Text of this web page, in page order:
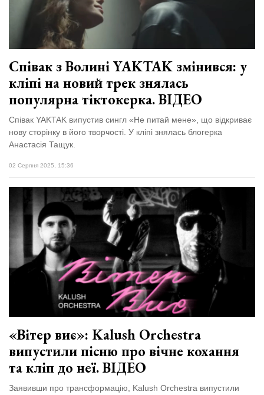
XIX
Спартакіада
VolWe...
29 Липня 2026
564 переглядів
Персона
Лайф
Афіша
ZONE 18+
Контакти
Політика конфіденційності
Співак з Волині YAKTAK змінився: у
кліпі на новий трек знялась
популярна тіктокерка. ВІДЕО
Співак YAKTAK випустив сингл «Не питай мене», що відкриває
нову сторінку в його творчості. У кліпі знялась блогерка
Анастасія Тащук.
02 Серпня 2025, 15:36
«Вітер виє»: Kalush Orchestra
випустили пісню про вічне кохання
та кліп до неї. ВІДЕО
Заявивши про трансформацію, Kalush Orchestra випустили